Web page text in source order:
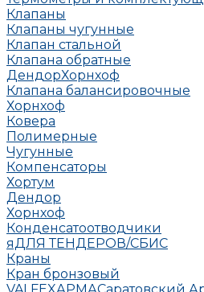
Клапаны
Клапаны чугунные
Клапан стальной
Клапана обратные
ДендорХорнхоф
Клапана балансировочные
Хорнхоф
Ковера
Полимерные
Чугунные
Компенсаторы
Хортум
Дендор
Хорнхоф
Конденсатоотводчики
яДЛЯ ТЕНДЕРОВ/СБИС
Краны
Кран бронзовый